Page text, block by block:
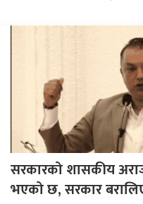
सरकारको शासकीय
भएको छ, सरकार